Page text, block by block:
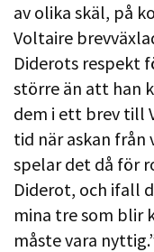
av olika skäl, på
Voltaire
Diderots respekt
större än att han
dem i ett brev till
tid när askan från
spelar det då för
Diderot, och ifall
mina tre som blir
måste vara